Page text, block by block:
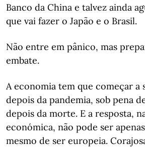
Banco da China e talvez ainda
que vai fazer o Japão e o Brasil.
Não entre em pânico, mas
embate.
A economia tem que começar a
depois da pandemia, sob pena
depois da morte. E a resposta,
económica, não pode ser
mesmo de ser europeia.